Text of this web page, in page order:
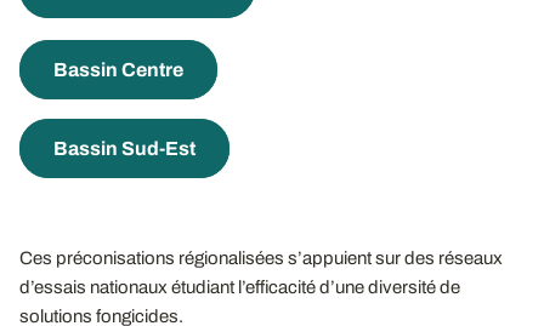
Bassin Centre
Bassin Sud-Est
Ces préconisations régionalisées s’appuient sur des réseaux
d’essais nationaux étudiant l’efficacité d’une diversité de
solutions fongicides.